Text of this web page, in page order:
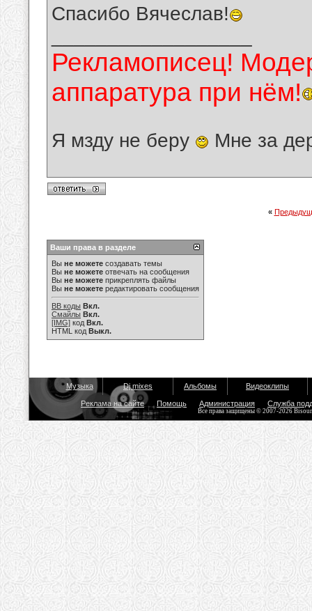
Спасибо Вячеслав!
Рекламописец!
аппаратура при нём!
Я мзду не беру Мне за
«
Ваши права в разделе
Вы не можете создавать темы
Вы не можете отвечать на сообщения
Вы не можете прикреплять файлы
Вы не можете редактировать сообщения
BB коды Вкл.
Смайлы Вкл.
[IMG] код Вкл.
HTML код Выкл.
Музыка Dj mixes Альбомы Видеоклипы
Реклама на сайте Помощь Администрация Служба
Все права защищены © 2007-2026